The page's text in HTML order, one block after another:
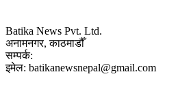
Batika News Pvt. Ltd.
अनामनगर, काठमाडौँ
सम्पर्क:
इमेल: batikanewsnepal@gmail.com